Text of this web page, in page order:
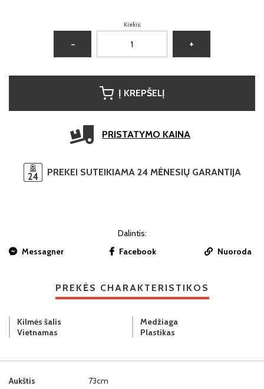
Kiekis:
− +
Į KREPŠELĮ
PRISTATYMO KAINA
PREKEI SUTEIKIAMA 24 MĖNESIŲ GARANTIJA
Dalintis:
Messagner
Facebook Nuoroda
PREKĖS CHARAKTERISTIKOS
Aukštis 73cm
Kilmės šalis
Vietnamas
Medžiaga
Plastikas